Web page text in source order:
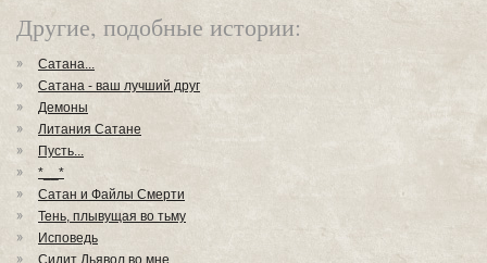
Другие, подобные истории:
Сатана...
Сатана - ваш лучший друг
Демоны
Литания Сатане
Пусть...
*__*
Сатан и Файлы Смерти
Тень, плывущая во тьму
Исповедь
Сидит Дьявол во мне